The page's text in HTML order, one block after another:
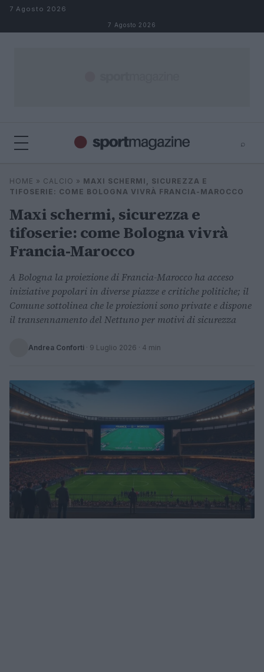
Salta al contenuto
7 Agosto 2026
7 Agosto 2026
⌕
Cerca
HOME » CALCIO » MAXI SCHERMI, SICUREZZA E
TIFOSERIE: COME BOLOGNA VIVRÀ FRANCIA-MAROCCO
Maxi schermi, sicurezza e
tifoserie: come Bologna vivrà
Francia-Marocco
A Bologna la proiezione di Francia-Marocco ha acceso
iniziative popolari in diverse piazze e critiche politiche; il
Comune sottolinea che le proiezioni sono private e dispone
il transennamento del Nettuno per motivi di sicurezza
Andrea Conforti · 9 Luglio 2026 · 4 min